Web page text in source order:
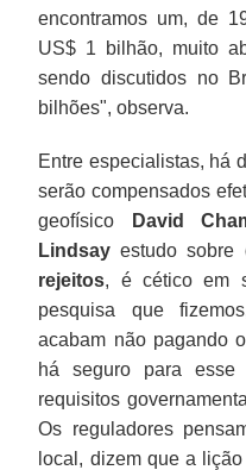
encontramos um, de
US$ 1 bilhão, muito
sendo discutidos no
bilhões", observa.
Entre especialistas, há
serão compensados
geofísico
David
Lindsay estudo sobre
rejeitos, é cético em
pesquisa que
acabam não pagando
há seguro para
requisitos
Os reguladores
local, dizem que a